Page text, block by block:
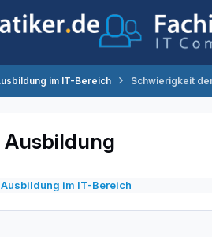
im IT-Bereich Schwierigkeit
Ausbildung im IT-Bereich